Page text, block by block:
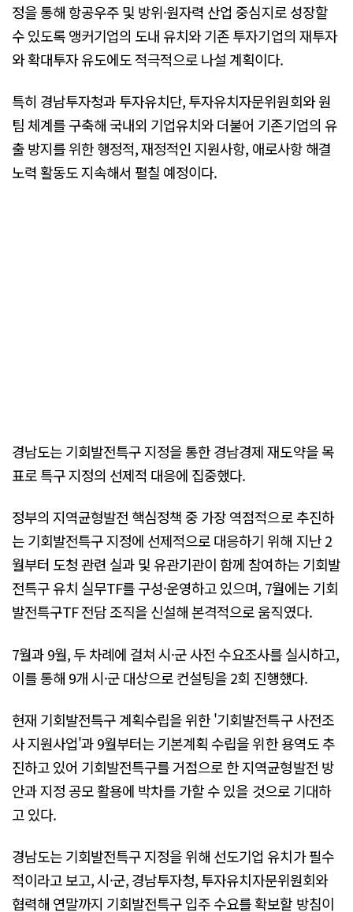
정을 통해 항공우주 및 방위·원자력 산업 중심지로 성장할
수 있도록 앵커기업의 도내 유치와 기존 투자기업의 재투자
와 확대투자 유도에도 적극적으로 나설 계획이다.
특히 경남투자청과 투자유치단, 투자유치자문위원회와 원
팀 체계를 구축해 국내외 기업유치와 더불어 기존기업의 유
출 방지를 위한 행정적, 재정적인 지원사항, 애로사항 해결
노력 활동도 지속해서 펼칠 예정이다.
경남도는 기회발전특구 지정을 통한 경남경제 재도약을 목
표로 특구 지정의 선제적 대응에 집중했다.
정부의 지역균형발전 핵심정책 중 가장 역점적으로 추진하
는 기회발전특구 지정에 선제적으로 대응하기 위해 지난 2
월부터 도청 관련 실과 및 유관기관이 함께 참여하는 기회발
전특구 유치 실무TF를 구성·운영하고 있으며, 7월에는 기회
발전특구TF 전담 조직을 신설해 본격적으로 움직였다.
7월과 9월, 두 차례에 걸쳐 시·군 사전 수요조사를 실시하고,
이를 통해 9개 시·군 대상으로 컨설팅을 2회 진행했다.
현재 기회발전특구 계획수립을 위한 '기회발전특구 사전조
사 지원사업'과 9월부터는 기본계획 수립을 위한 용역도 추
진하고 있어 기회발전특구를 거점으로 한 지역균형발전 방
안과 지정 공모 활용에 박차를 가할 수 있을 것으로 기대하
고 있다.
경남도는 기회발전특구 지정을 위해 선도기업 유치가 필수
적이라고 보고, 시·군, 경남투자청, 투자유치자문위원회와
협력해 연말까지 기회발전특구 입주 수요를 확보할 방침이